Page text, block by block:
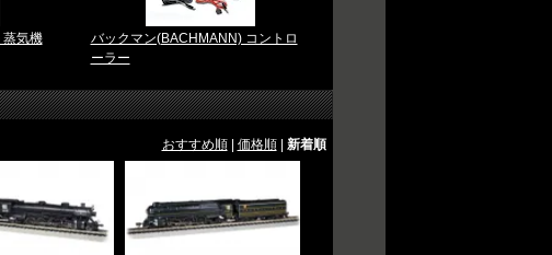
気機
バックマン(BACHMANN) コントロ
ーラー
おすすめ順| 価格順| 新着順